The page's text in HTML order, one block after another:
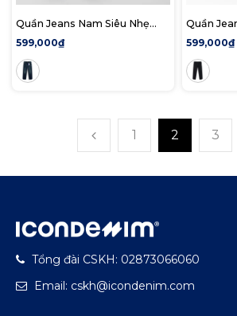
Quần Jeans Nam Siêu Nhẹ
Ống Suông Heavy Wash
599,000₫
Quần
Ống
599,000₫
1 2 3
Tổng đài CSKH: 02873066060
Email: cskh@icondenim.com